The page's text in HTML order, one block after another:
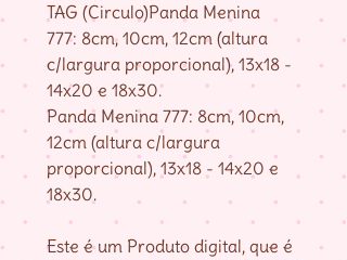
TAG (Circulo)Panda Menina
777: 8cm, 10cm, 12cm (altura
c/largura proporcional), 13x18 -
14x20 e 18x30.
Panda Menina 777: 8cm, 10cm,
12cm (altura c/largura
proporcional), 13x18 - 14x20 e
18x30.
Este é um Produto digital, que é